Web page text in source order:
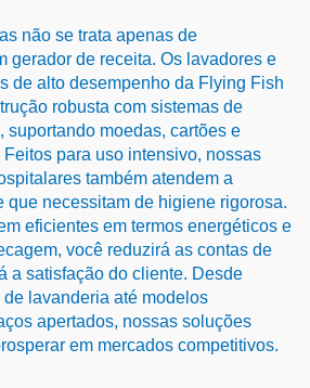
não se trata apenas de
de receita. Os lavadores e
de alto desempenho da Flying Fish
robusta com sistemas de
suportando moedas, cartões e
para uso intensivo, nossas
também atendem a
que necessitam de higiene rigorosa.
eficientes em termos energéticos e
você reduzirá as contas de
a satisfação do cliente. Desde
lavanderia até modelos
apertados, nossas soluções
em mercados competitivos.